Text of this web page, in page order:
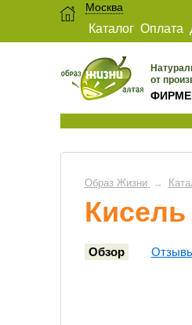
Москва
Каталог Оплата
от
Образ Жизни →
Обзор